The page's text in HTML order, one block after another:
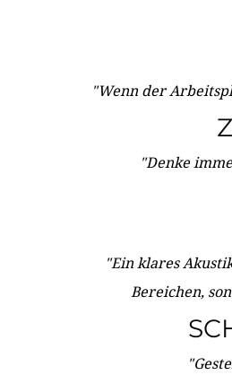
"Wenn der
"Denke
"Ein klares
Bereichen,